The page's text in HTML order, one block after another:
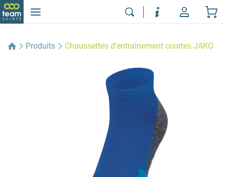
Produits Chaussettes d’entraînement courtes JAKO